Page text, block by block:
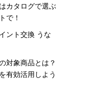
カタログで選ぶ
で！
ント交換 うな
対象商品とは？
有効活用しよう